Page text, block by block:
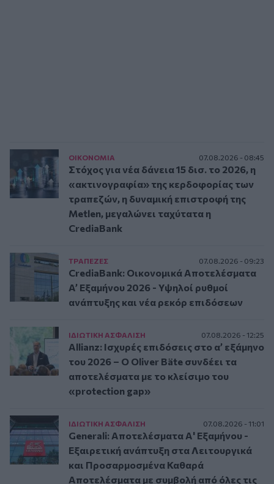
ΟΙΚΟΝΟΜΙΑ 07.08.2026 - 08:45
Στόχος για νέα δάνεια 15 δισ. το 2026, η
«ακτινογραφία» της κερδοφορίας των
τραπεζών, η δυναμική επιστροφή της
Metlen, μεγαλώνει ταχύτατα η
CrediaBank
ΤΡAΠΕΖΕΣ 07.08.2026 - 09:23
CrediaBank: Οικονομικά Αποτελέσματα
A’ Εξαμήνου 2026 - Υψηλοί ρυθμοί
ανάπτυξης και νέα ρεκόρ επιδόσεων
ΙΔΙΩΤΙΚΗ ΑΣΦAΛΙΣΗ 07.08.2026 - 12:25
Allianz: Ισχυρές επιδόσεις στο α’ εξάμηνο
του 2026 – Ο Oliver Bäte συνδέει τα
αποτελέσματα με το κλείσιμο του
«protection gap»
ΙΔΙΩΤΙΚΗ ΑΣΦAΛΙΣΗ 07.08.2026 - 11:01
Generali: Αποτελέσματα Α' Εξαμήνου -
Εξαιρετική ανάπτυξη στα Λειτουργικά
και Προσαρμοσμένα Καθαρά
Αποτελέσματα με συμβολή από όλες τις